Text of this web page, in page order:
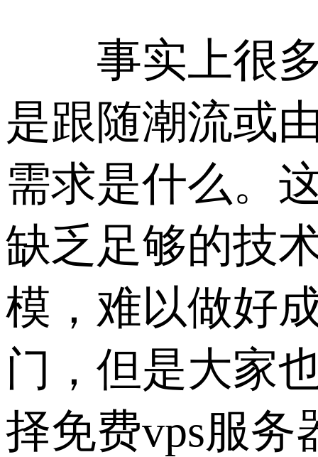
事实上很多
是跟随潮流或
需求是什么。
缺乏足够的技
模，难以做好
门，但是大家
择免费vps服务